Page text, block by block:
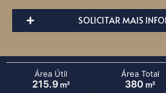
SOLICITAR MAIS
Área Útil
215.9m²
Área Total
380 m²